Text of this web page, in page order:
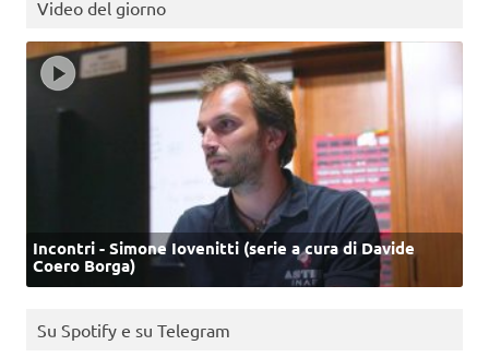
Video del giorno
Incontri - Simone Iovenitti (serie a cura di Davide
Coero Borga)
Su Spotify e su Telegram